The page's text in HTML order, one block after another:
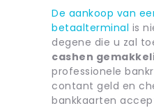
De aankoop van
betaalterminal is
degene die u zal
cashen
professionele
contant geld en
bankkaarten